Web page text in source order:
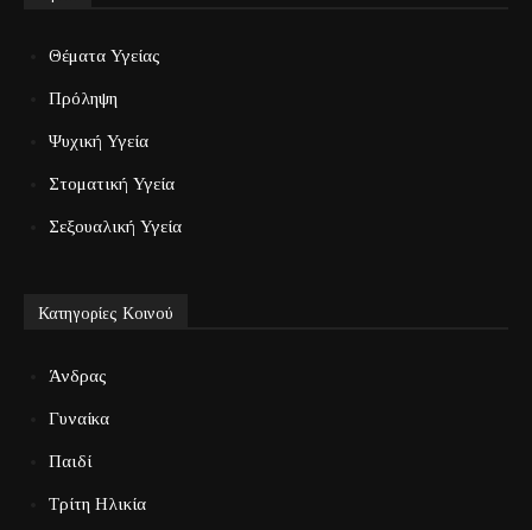
Θέματα Υγείας
Πρόληψη
Ψυχική Υγεία
Στοματική Υγεία
Σεξουαλική Υγεία
Κατηγορίες Κοινού
Άνδρας
Γυναίκα
Παιδί
Τρίτη Ηλικία